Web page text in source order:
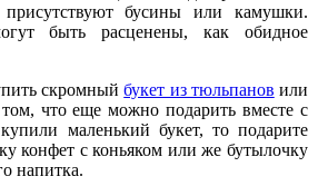
бусины или камушки.
быть расценены, как обидное
скромныйбукет из тюльпанов или
что еще можно подарить вместе с
маленький букет, то подарите
конфет с коньяком или же бутылочку
напитка.